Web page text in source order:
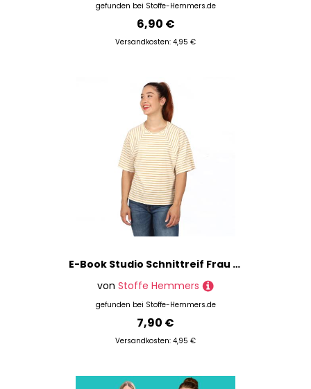
gefunden bei Stoffe-Hemmers.de
6,90 €
Versandkosten: 4,95 €
E-Book Studio Schnittreif Frau Lori Raglanshirt
von Stoffe Hemmers
gefunden bei Stoffe-Hemmers.de
7,90 €
Versandkosten: 4,95 €